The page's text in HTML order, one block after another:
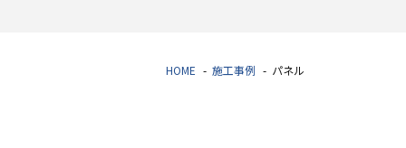
HOME 施工事例 パネル